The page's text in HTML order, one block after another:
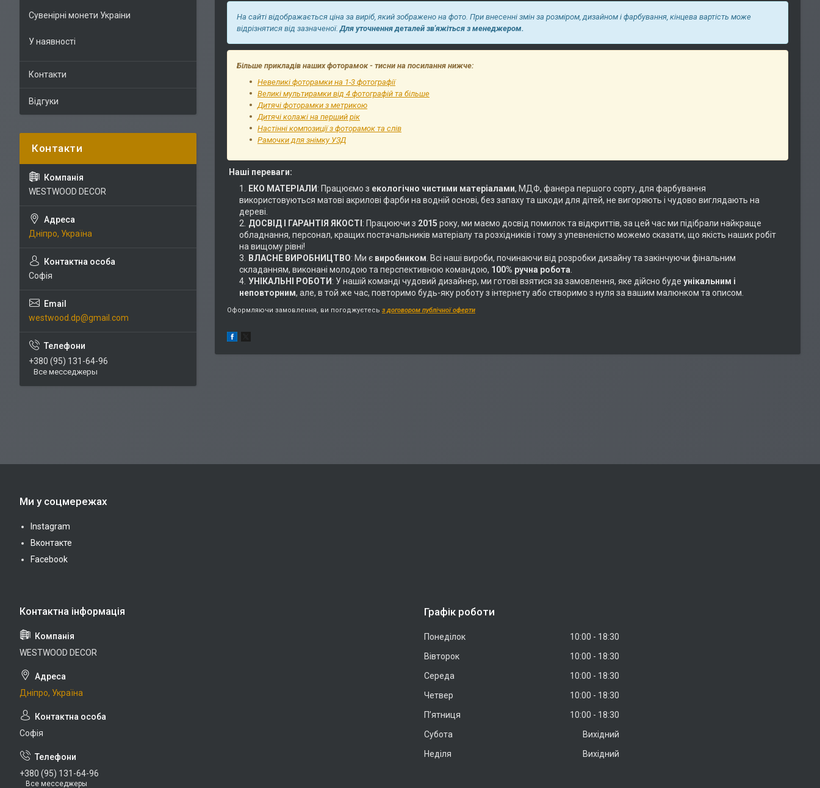
На сайті відображається ціна за виріб, який зображено на фото. При внесенні змін за розміром, дизайном і фарбування, кінцева вартість може
відрізнятися від зазначеної.Для уточнення деталей зв'яжіться з менеджером.
Більше прикладів наших фоторамок - тисни на посилання нижче:
Невеликі фоторамки на 1-3 фотографії
Великі мультирамки від 4 фотографій та більше
Дитячі фоторамки з метрикою
Дитячі колажі на перший рік
Настінні композиції з фоторамок та слів
Рамочки для знімку УЗД
Наші переваги:
ЕКО МАТЕРІАЛИ : Працюємо з екологічно чистими матеріалами, МДФ, фанера першого сорту, для фарбування
використовуються матові акрилові фарби на водній основі, без запаху та шкоди для дітей, не вигоряють і чудово виглядають на
дереві.
ДОСВІД І ГАРАНТІЯ ЯКОСТІ : Працюючи з 2015 року, ми маємо досвід помилок та відкриттів, за цей час ми підібрали найкраще
обладнання, персонал, кращих постачальників матеріалу та розхідників і тому з упевненістю можемо сказати, що якість наших робіт
на вищому рівні!
ВЛАСНЕ ВИРОБНИЦТВО: Ми є виробником . Всі наші вироби, починаючи від розробки дизайну та закінчуючи фінальним
складанням, виконані молодою та перспективною командою, 100% ручна робота
УНІКАЛЬНІ РОБОТИ : У нашій команді чудовий дизайнер, ми готові взятися за замовлення, яке дійсно буде унікальним і
неповторним, але, в той же час, повторимо будь-яку роботу з інтернету або створимо з нуля за вашим малюнком та описом.
Оформляючи замовлення, ви погоджуєтесь з договором публічної оферти
Сувенірні монети Украіни
У наявності
Контакти
Відгуки
WESTWOOD DECOR
Дніпро, Україна
Софія
westwood.dp@gmail.com
+380 (95) 131-64-96
Все месседжеры
Ми у соцмережах
Instagram
Вконтакте
Facebook
WESTWOOD DECOR
Дніпро, Україна
Софія
+380 (95) 131-64-96
Все месседжеры
Графік роботи
Понеділок 10:00
18:30
Вівторок
10:00
18:30
Середа
10:00
18:30
Четвер
10:00
18:30
Пʼятниця
10:00
18:30
Субота
Вихідний
Неділя
Вихідний